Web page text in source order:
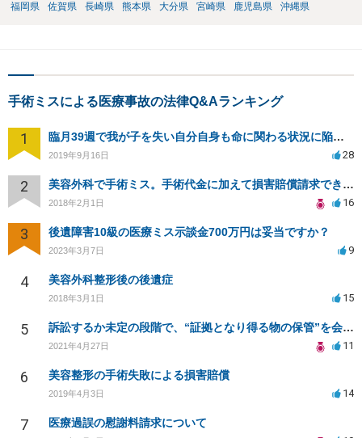
福岡県
佐賀県 長崎県 熊本県 大分県 宮崎県 鹿児島県 沖縄県
手術ミスによる医療事故の法律Q&Aランキング
1 臨月39週で我が子を失い自分自身も命に関わる状況に陥り病院側を訴える事が出来ますか？
2019年9月16日 28
2 美容外科で手術ミス。手術代金に加えて損害賠償請求できますか？
2018年2月1日 16
3 後遺障害10級の医療ミス示談金700万円は妥当ですか？
2023年3月7日 9
4 美容外科整形後の後遺症
2018年3月1日 15
5 訴訟するか未定の段階で、“証拠となり得る物の保管”を会社に応じてもらえる方法は在りますか?
2021年4月27日 11
6 美容整形の手術失敗による損害賠償
2019年4月3日 14
7 医療過誤の慰謝料請求について